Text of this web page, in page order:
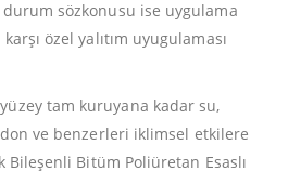
durum sözkonusu ise uygulama
özel yalıtım uyugulaması
tam kuruyana kadar su,
ve benzerleri iklimsel etkilere
Bileşenli Bitüm Poliüretan Esaslı